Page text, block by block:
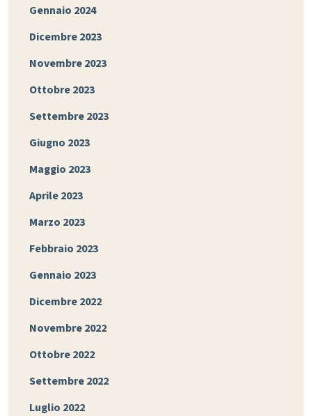
Gennaio 2024
Dicembre 2023
Novembre 2023
Ottobre 2023
Settembre 2023
Giugno 2023
Maggio 2023
Aprile 2023
Marzo 2023
Febbraio 2023
Gennaio 2023
Dicembre 2022
Novembre 2022
Ottobre 2022
Settembre 2022
Luglio 2022